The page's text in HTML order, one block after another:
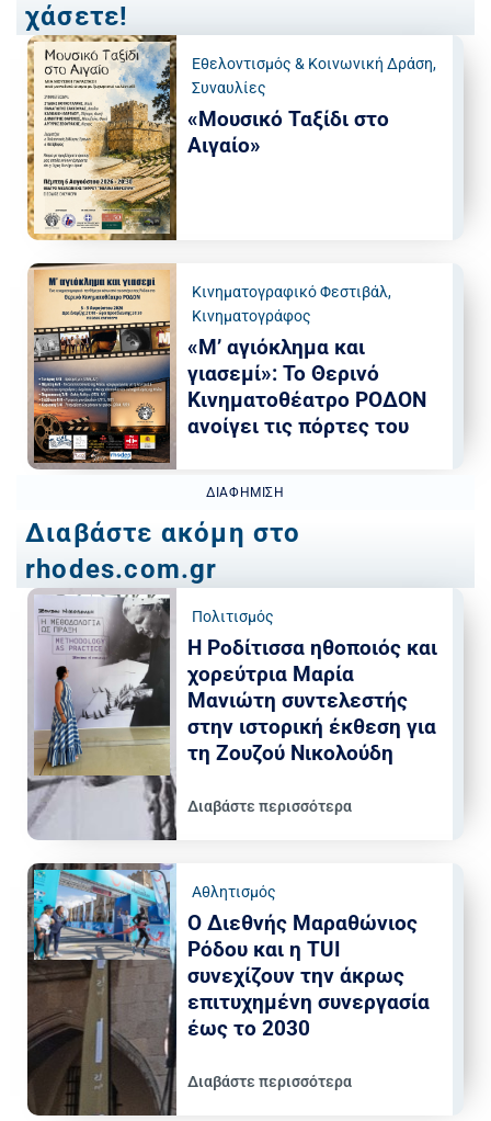
χάσετε!
Εθελοντισμός & Κοινωνική Δράση,
Συναυλίες
«Μουσικό Ταξίδι στο
Αιγαίο»
Κινηματογραφικό Φεστιβάλ,
Κινηματογράφος
«Μ’ αγιόκλημα και
γιασεμί»: Το Θερινό
Κινηματοθέατρο ΡΟΔΟΝ
ανοίγει τις πόρτες του
ΔΙΑΦΉΜΙΣΗ
Διαβάστε ακόμη στο
rhodes.com.gr
Πολιτισμός
Η Ροδίτισσα ηθοποιός και
χορεύτρια Μαρία
Μανιώτη συντελεστής
στην ιστορική έκθεση για
τη Ζουζού Νικολούδη
Διαβάστε περισσότερα
Αθλητισμός
Ο Διεθνής Μαραθώνιος
Ρόδου και η TUI
συνεχίζουν την άκρως
επιτυχημένη συνεργασία
έως το 2030
Διαβάστε περισσότερα